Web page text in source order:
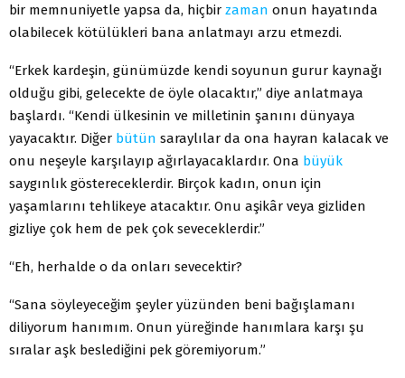
bir memnuniyetle yapsa da, hiçbir zaman onun hayatında
olabilecek kötülükleri bana anlatmayı arzu etmezdi.
“Erkek kardeşin, günümüzde kendi soyunun gurur kaynağı
olduğu gibi, gelecekte de öyle olacaktır,” diye anlatmaya
başlardı. “Kendi ülkesinin ve milletinin şanını dünyaya
yayacaktır. Diğer bütün saraylılar da ona hayran kalacak ve
onu neşeyle karşılayıp ağırlayacaklardır. Ona büyük
saygınlık göstereceklerdir. Birçok kadın, onun için
yaşamlarını tehlikeye atacaktır. Onu aşikâr veya gizliden
gizliye çok hem de pek çok seveceklerdir.”
“Eh, herhalde o da onları sevecektir?
“Sana söyleyeceğim şeyler yüzünden beni bağışlamanı
diliyorum hanımım. Onun yüreğinde hanımlara karşı şu
sıralar aşk beslediğini pek göremiyorum.”